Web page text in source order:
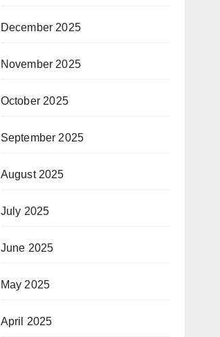
December 2025
November 2025
October 2025
September 2025
August 2025
July 2025
June 2025
May 2025
April 2025